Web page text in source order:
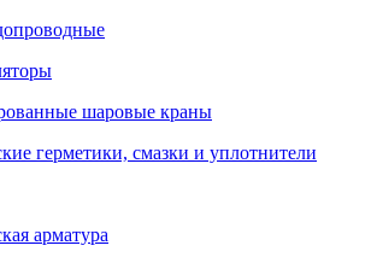
шаровые краны
герметики, смазки и уплотнители
арматура